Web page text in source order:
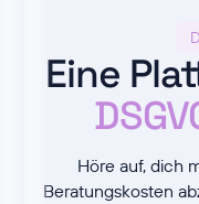
Eine
Höre auf, dich
Beratungskosten